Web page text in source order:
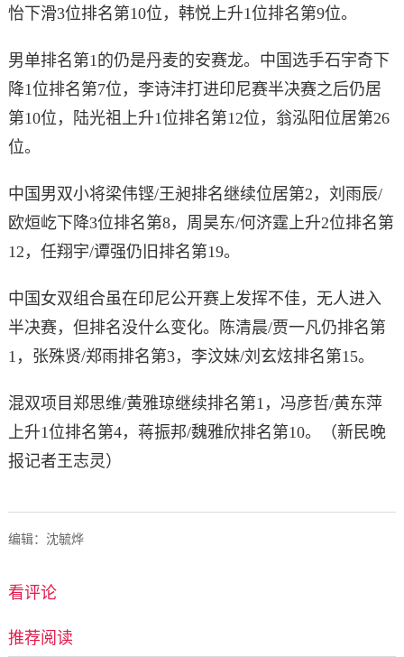
怡下滑3位排名第10位，韩悦上升1位排名第9位。
男单排名第1的仍是丹麦的安赛龙。中国选手石宇奇下
降1位排名第7位，李诗沣打进印尼赛半决赛之后仍居
第10位，陆光祖上升1位排名第12位，翁泓阳位居第26
位。
中国男双小将梁伟铿/王昶排名继续位居第2，刘雨辰/
欧烜屹下降3位排名第8，周昊东/何济霆上升2位排名第
12，任翔宇/谭强仍旧排名第19。
中国女双组合虽在印尼公开赛上发挥不佳，无人进入
半决赛，但排名没什么变化。陈清晨/贾一凡仍排名第
1，张殊贤/郑雨排名第3，李汶妹/刘玄炫排名第15。
混双项目郑思维/黄雅琼继续排名第1，冯彦哲/黄东萍
上升1位排名第4，蒋振邦/魏雅欣排名第10。（新民晚
报记者王志灵）
编辑：沈毓烨
看评论
推荐阅读